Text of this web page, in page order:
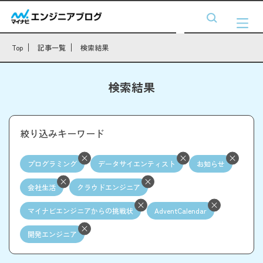
Top 記事一覧 検索結果
検索結果
絞り込みキーワード
プログラミング データサイエンティスト お知らせ
会社生活 クラウドエンジニア
マイナビエンジニアからの挑戦状 AdventCalendar
開発エンジニア